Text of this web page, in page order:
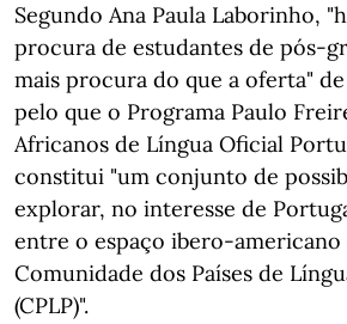
Segundo Ana Paula Laborinho,
procura de estudantes de pós-
mais procura do que a oferta"
pelo que o Programa Paulo
Africanos de Língua Oficial
constitui "um conjunto de
explorar, no interesse de
entre o espaço ibero-americano
Comunidade dos Países de
(CPLP)".